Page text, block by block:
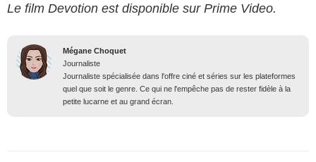
Le film Devotion est disponible sur Prime Video.
Mégane Choquet
Journaliste
Journaliste spécialisée dans l'offre ciné et séries sur les plateformes
quel que soit le genre. Ce qui ne l'empêche pas de rester fidèle à la
petite lucarne et au grand écran.